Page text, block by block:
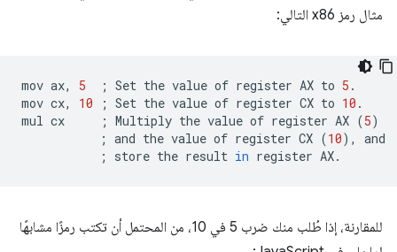
مثال رمز x86 التالي:
mov ax, 5 ; Set the value of register AX to 5 .
mov cx, 10 ; Set the value of register CX to 10 .
mul cx ; Multiply the value of register AX (5)
; and the value of register CX (10) ,
;
store the result in register
للمقارنة، إذا طُلب منك ضرب 5 في 10، من المحتمل أن تكتب رمزًا مشابهًا